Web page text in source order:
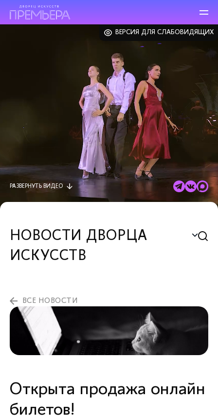
ВЕРСИЯ ДЛЯ СЛАБОВИДЯЩИХ
РАЗВЕРНУТЬ ВИДЕО
НОВОСТИ ДВОРЦА
ИСКУССТВ
ВСЕ НОВОСТИ
Открыта продажа онлайн
билетов!